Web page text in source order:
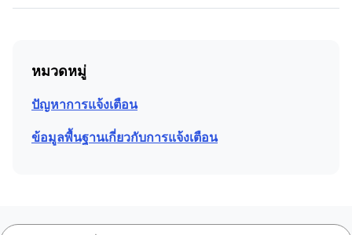
หมวดหมู่
ปัญหาการแจ้งเตือน
ข้อมูลพื้นฐานเกี่ยวกับการแจ้งเตือน